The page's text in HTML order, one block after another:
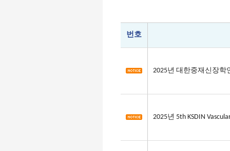
번호
2025년 대한중재신장학
2025년 5th KSDIN